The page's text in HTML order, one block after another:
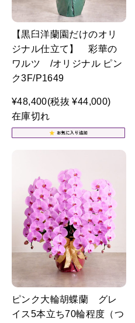
【黒臼洋蘭園だけのオリ
ジナル仕立て】 彩華の
ワルツ /オリジナル ピン
ク3F/P1649
¥48,400(税抜 ¥44,000)
在庫切れ
ピンク大輪胡蝶蘭 グレ
イス5本立ち70輪程度（つ